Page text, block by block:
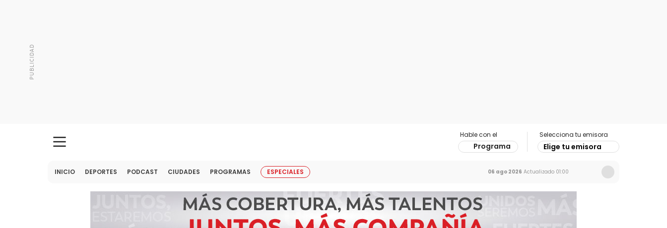
Hable con el
Programa
Selecciona tu emisora
Elige tu emisora
INICIO DEPORTES PODCAST CIUDADES PROGRAMAS ESPECIALES 06 ago 2026 Actualizado 01:00